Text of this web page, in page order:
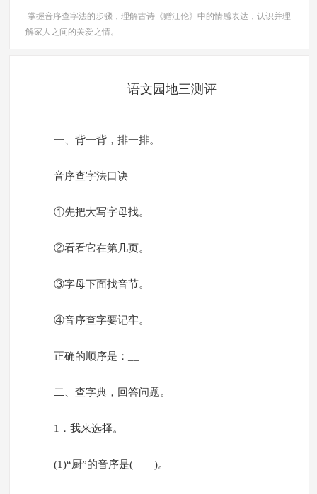
掌握音序查字法的步骤，理解古诗《赠汪伦》中的情感表达，认识并理
解家人之间的关爱之情。
语文园地三测评
一、背一背，排一排。
音序查字法口诀
①先把大写字母找。
②看看它在第几页。
③字母下面找音节。
④音序查字要记牢。
正确的顺序是：__
二、查字典，回答问题。
1．我来选择。
(1)“厨”的音序是( )。